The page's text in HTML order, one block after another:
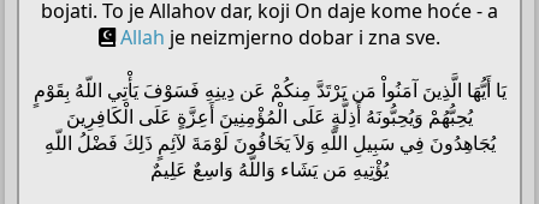
bojati. To je Allahov dar, koji On daje kome hoće - a
Allah je neizmjerno dobar i zna sve.
يَا أَيُّهَا الَّذِينَ آمَنُواْ مَن يَرْتَدَّ مِنكُمْ عَن دِينِهِ فَسَوْفَ يَأْتِي اللّهُ بِقَوْمٍ
يُحِبُّهُمْ وَيُحِبُّونَهُ أَذِلَّةٍ عَلَى الْمُؤْمِنِينَ أَعِزَّةٍ عَلَى الْكَافِرِينَ
يُجَاهِدُونَ فِي سَبِيلِ اللّهِ وَلاَ يَخَافُونَ لَوْمَةَ لآئِمٍ ذَلِكَ فَضْلُ اللّهِ
يُؤْتِيهِ مَن يَشَاء وَاللّهُ وَاسِعٌ عَلِيمٌ